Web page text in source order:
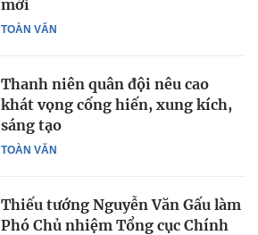
TOÀN VĂN
mới
TOÀN VĂN
Thanh niên quân đội nêu cao
khát vọng cống hiến, xung kích,
sáng tạo
Thiếu tướng Nguyễn Văn Gấu làm
Phó Chủ nhiệm Tổng cục Chính